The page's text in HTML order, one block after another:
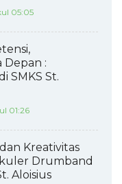
05:05
Depan :
SMKS St.
01:26
Kreativitas
Drumband
Aloisius